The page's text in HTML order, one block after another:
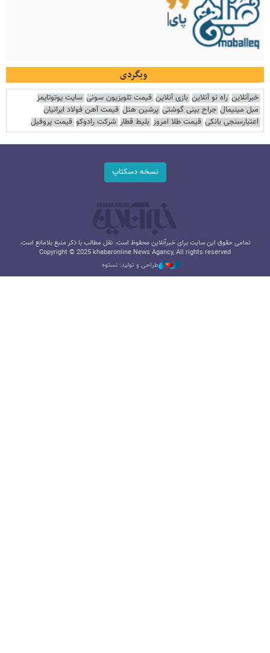
وبگردی
خبرآنلاین راه نو آنلاین بازی آنلاین قیمت تلویزیون سونی سایت یوتوتایمز
مبل مینیمال جراح بینی گوشتی پرشین هتل قیمت آهن فولاد ایرانیان
اعتبارسنجی بانکی قیمت طلا امروز بلیط قطار شرکت رادوکو قیمت پروفیل
نسخه دسکتاپ
تمامی حقوق این سایت برای خبرآنلاین محفوظ است. نقل مطالب با ذکر منبع بلامانع است.
Copyright © 2025 khabaronline News Agancy, All rights reserved
طراحی و تولید: نستوه